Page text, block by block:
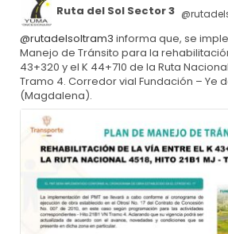
Ruta del Sol Sector 3
@rutadelsoltram3 informa que, se
Manejo de Tránsito para la
43+320 y el K 44+710 de la Ruta Nacional
Tramo 4. Corredor vial Fundación – Ye
(Magdalena).